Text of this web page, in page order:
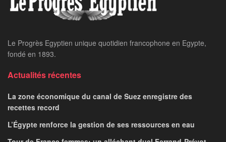
Marchés mondiaux:
détente au Moyen-
Orient, retour à
l’optimisme de la tech
par LE PROGRES STAFF May 6, 2026